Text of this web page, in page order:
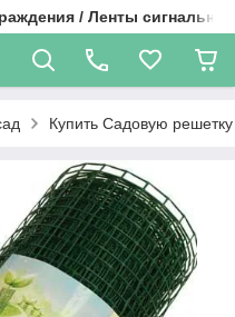
/ Ленты
Купить Садовую